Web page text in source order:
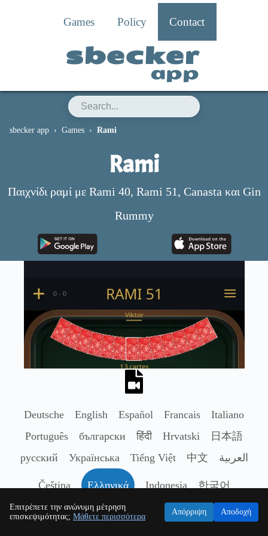
Επιτρέπετε την ανώνυμη μέτρηση
επισκεψιμότητας; Μάθετε περισσότερα
Απόρριψη Αποδοχή
Games Policy Contact
sbecker
app
sbecker app Games Rami
Rami
Παιχνίδι ραμί με Rami 40, Rami 51, Canasta και Gin
Rummy
Deutsche English Español Francais
Italiano
Português
български हिंदी Hrvatski
日本語
русский
Українська Tiếng Việt 中文 العربية
Čeština Ελληνικά Indonesia 한국어
Nederlands Polski Română Svenska
ไทย